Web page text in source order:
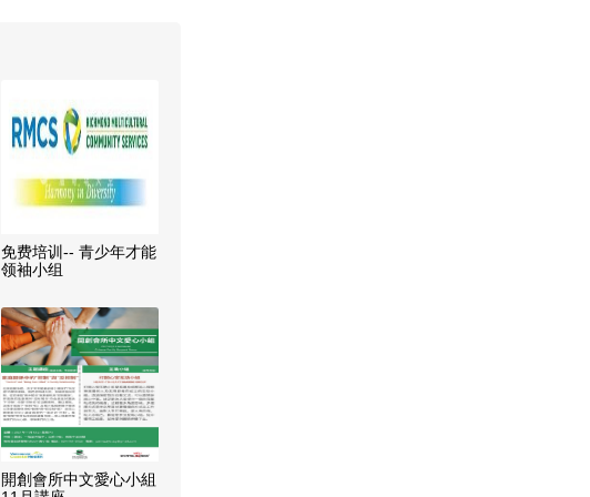
免费培训-- 青少年才能
领袖小组
開創會所中文愛心小組